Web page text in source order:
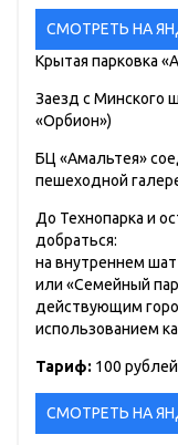
СМОТРЕТЬ НА
Крытая парковка
Заезд с Минского
«Орбион»)
БЦ «Амальтея»
пешеходной
До Технопарка и
добраться:
на внутреннем
или «Семейный
действующим
использованием
Тариф: 100 рублей
СМОТРЕТЬ НА